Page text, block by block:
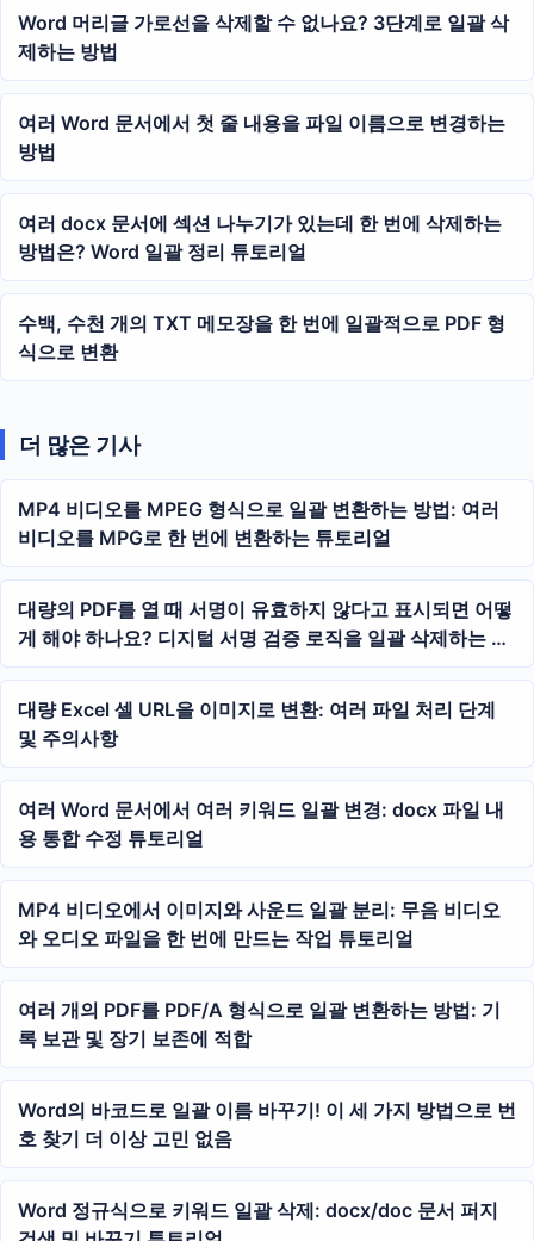
Word 머리글 가로선을 삭제할 수 없나요? 3단계로 일괄 삭
제하는 방법
여러 Word 문서에서 첫 줄 내용을 파일 이름으로 변경하는
방법
여러 docx 문서에 섹션 나누기가 있는데 한 번에 삭제하는
방법은? Word 일괄 정리 튜토리얼
수백, 수천 개의 TXT 메모장을 한 번에 일괄적으로 PDF 형
식으로 변환
더 많은 기사
MP4 비디오를 MPEG 형식으로 일괄 변환하는 방법: 여러
비디오를 MPG로 한 번에 변환하는 튜토리얼
대량의 PDF를 열 때 서명이 유효하지 않다고 표시되면 어떻
게 해야 하나요? 디지털 서명 검증 로직을 일괄 삭제하는 방
법
대량 Excel 셀 URL을 이미지로 변환: 여러 파일 처리 단계
및 주의사항
여러 Word 문서에서 여러 키워드 일괄 변경: docx 파일 내
용 통합 수정 튜토리얼
MP4 비디오에서 이미지와 사운드 일괄 분리: 무음 비디오
와 오디오 파일을 한 번에 만드는 작업 튜토리얼
여러 개의 PDF를 PDF/A 형식으로 일괄 변환하는 방법: 기
록 보관 및 장기 보존에 적합
Word의 바코드로 일괄 이름 바꾸기! 이 세 가지 방법으로 번
호 찾기 더 이상 고민 없음
Word 정규식으로 키워드 일괄 삭제: docx/doc 문서 퍼지